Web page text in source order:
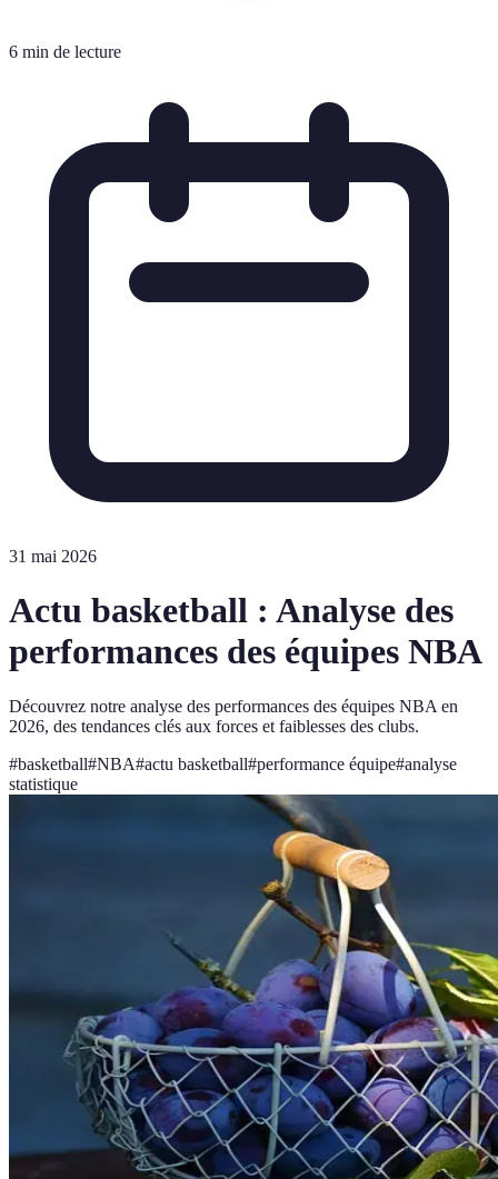
6 min de lecture
31 mai 2026
Actu basketball : Analyse des
performances des équipes NBA
Découvrez notre analyse des performances des équipes NBA en
2026, des tendances clés aux forces et faiblesses des clubs.
#basketball#NBA#actu basketball#performance équipe#analyse
statistique